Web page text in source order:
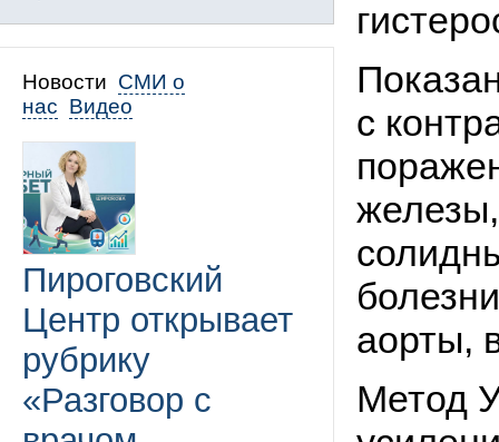
Новости СМИ о
нас Видео
Пироговский
Центр открывает
рубрику
«Разговор с
с
аорты,
Метод